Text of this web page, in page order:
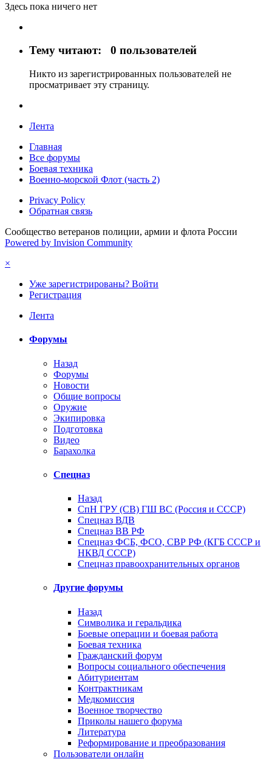
Здесь пока ничего нет
Тему читают: 0 пользователей
Никто из зарегистрированных пользователей не
просматривает эту страницу.
Лента
Главная
Все форумы
Боевая техника
Военно-морской Флот (часть 2)
Privacy Policy
Обратная связь
Сообщество ветеранов полиции, армии и флота России
Powered by Invision Community
×
Уже зарегистрированы? Войти
Регистрация
Лента
Форумы
Назад
Форумы
Новости
Общие вопросы
Оружие
Экипировка
Подготовка
Видео
Барахолка
Спецназ
Назад
СпН ГРУ (СВ) ГШ ВС (Россия и СССР)
Спецназ ВДВ
Спецназ ВВ РФ
Спецназ ФСБ, ФСО, СВР РФ (КГБ СССР и
НКВД СССР)
Спецназ правоохранительных органов
Другие форумы
Назад
Символика и геральдика
Боевые операции и боевая работа
Боевая техника
Гражданский форум
Вопросы социального обеспечения
Абитуриентам
Контрактникам
Медкомиссия
Военное творчество
Приколы нашего форума
Литература
Реформирование и преобразования
Пользователи онлайн